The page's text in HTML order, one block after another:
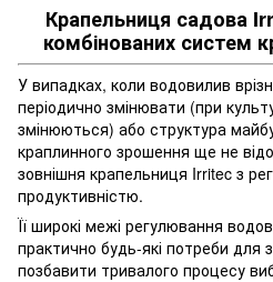
Крапельниця садова
комбінованих систем
У випадках, коли водовилив
періодично змінювати (при
змінюються) або структура
краплинного зрошення ще не
зовнішня крапельниця Irritec з
продуктивністю.
Її широкі межі регулювання
практично будь-які потреби для
позбавити тривалого процесу